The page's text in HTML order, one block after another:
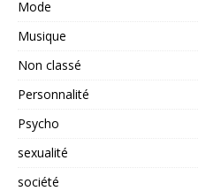
Mode
Musique
Non classé
Personnalité
Psycho
sexualité
société